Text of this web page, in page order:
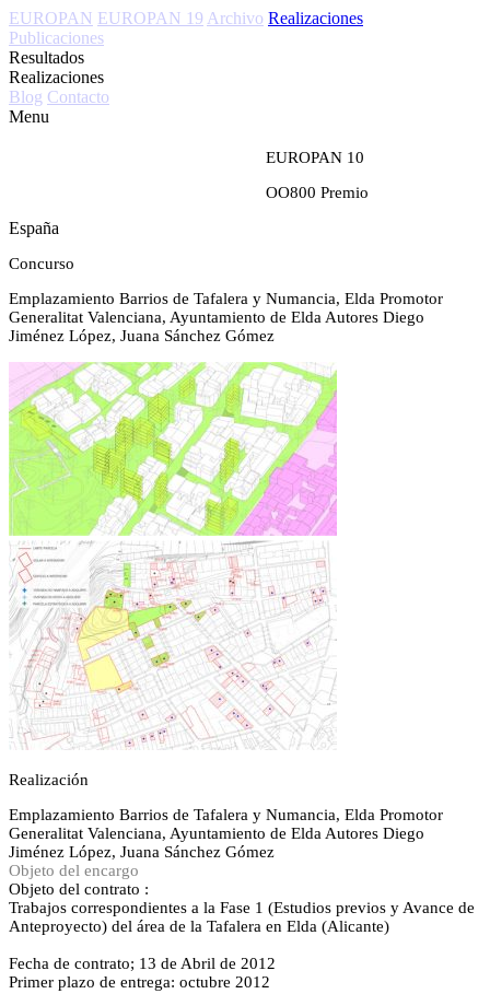
EUROPAN EUROPAN 19 Archivo Realizaciones
Publicaciones
Resultados
Realizaciones
Blog Contacto
Menu
EUROPAN 10
OO800 Premio
España
Concurso
Emplazamiento Barrios de Tafalera y Numancia, Elda Promotor
Generalitat Valenciana, Ayuntamiento de Elda Autores Diego
Jiménez López, Juana Sánchez Gómez
Realización
Emplazamiento Barrios de Tafalera y Numancia, Elda Promotor
Generalitat Valenciana, Ayuntamiento de Elda Autores Diego
Jiménez López, Juana Sánchez Gómez
Objeto del encargo
Objeto del contrato :
Trabajos correspondientes a la Fase 1 (Estudios previos y Avance de
Anteproyecto) del área de la Tafalera en Elda (Alicante)
Fecha de contrato; 13 de Abril de 2012
Primer plazo de entrega: octubre 2012